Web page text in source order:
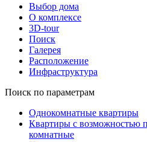
Выбор дома
О комплексе
3D-tour
Поиск
Галерея
Расположение
Инфраструктура
Поиск по параметрам
Однокомнатные квартиры
Квартиры с возможностью
комнатные